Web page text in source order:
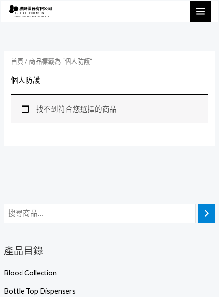
產品目錄
Blood Collection
Bottle Top Dispensers
首頁/ 商品標籤為 “個人防護”
個人防護
找不到符合您選擇的商品